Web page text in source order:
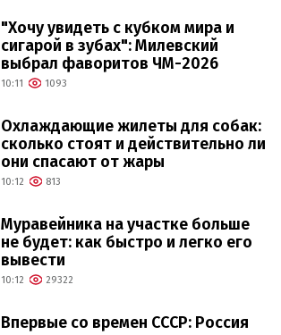
"Хочу увидеть с кубком мира и
сигарой в зубах": Милевский
выбрал фаворитов ЧМ-2026
10:11 1093
Охлаждающие жилеты для собак:
сколько стоят и действительно ли
они спасают от жары
10:12 813
Муравейника на участке больше
не будет: как быстро и легко его
вывести
10:12 29322
Впервые со времен СССР: Россия